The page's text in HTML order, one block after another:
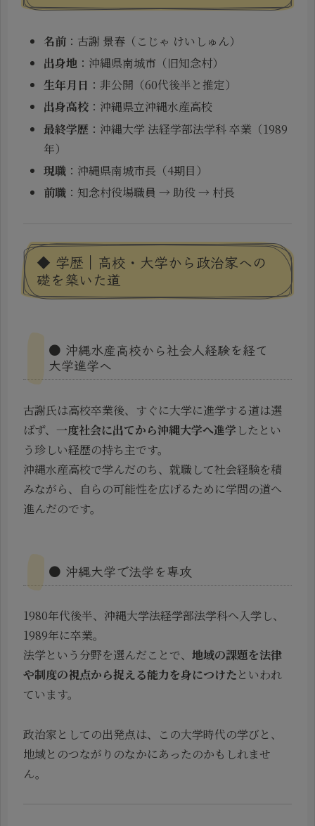
名前 ：古謝 景春（こじゃ けいしゅん）
出身地 ：沖縄県南城市（旧知念村）
生年月日 ：非公開（60代後半と推定）
出身高校 ：沖縄県立沖縄水産高校
最終学歴 ：沖縄大学 法経学部法学科 卒業（1989
年）
現職 ：沖縄県南城市長（4期目）
前職 ：知念村役場職員 → 助役 → 村長
◆ 学歴｜高校・大学から政治家への
礎を築いた道
● 沖縄水産高校から社会人経験を経て
大学進学へ
古謝氏は高校卒業後、すぐに大学に進学する道は選
ばず、 一度社会に出てから沖縄大学へ進学したとい
う珍しい経歴の持ち主です。
沖縄水産高校で学んだのち、就職して社会経験を積
みながら、自らの可能性を広げるために学問の道へ
進んだのです。
● 沖縄大学で法学を専攻
1980年代後半、沖縄大学法経学部法学科へ入学し、
1989年に卒業。
法学という分野を選んだことで、 地域の課題を法律
や制度の視点から捉える能力を身につけたといわれ
ています。
政治家としての出発点は、この大学時代の学びと、
地域とのつながりのなかにあったのかもしれませ
ん。